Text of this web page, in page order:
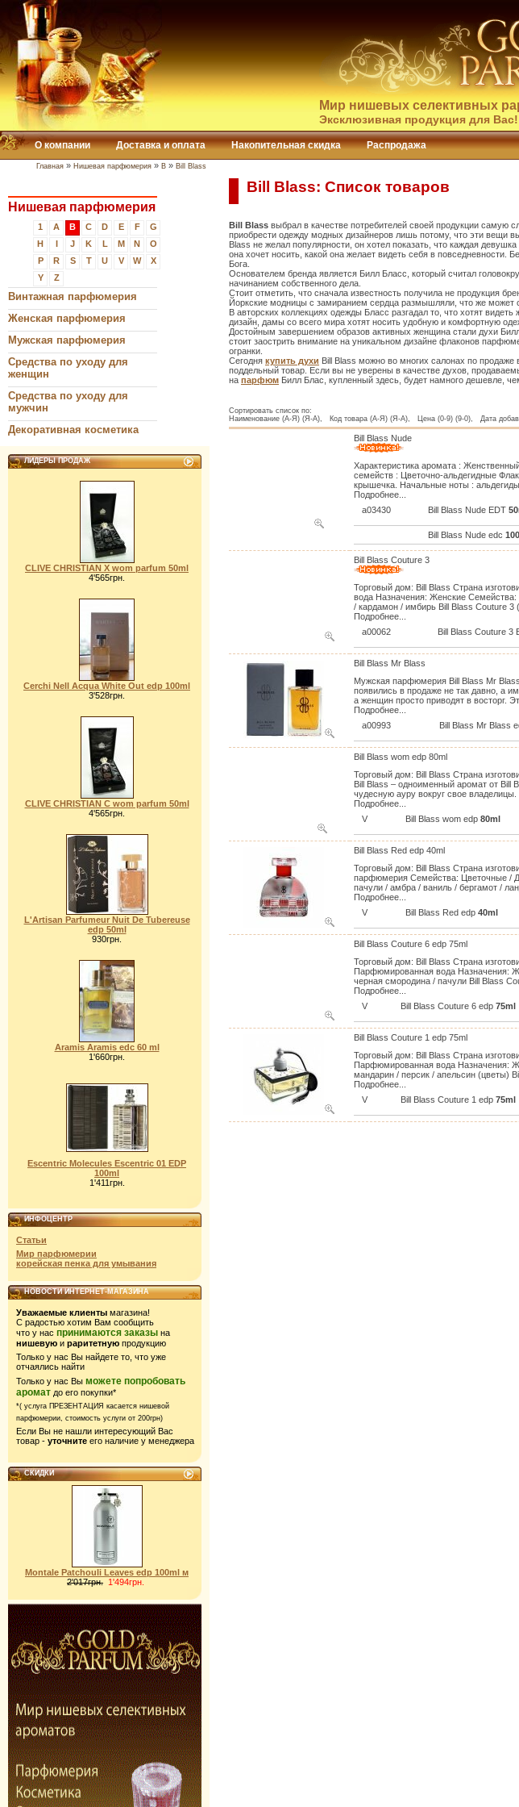
Мир нишевых селективных
Эксклюзивная продукция для Вас!
О компании Доставка и оплата Накопительная скидка Распродажа
Главная » Нишевая парфюмерия » B » Bill Blass
Нишевая парфюмерия
1 A B C D E F
G
H
I J K L M N
O
P
R S T U V W
X
Y
Z
Винтажная парфюмерия
Женская парфюмерия
Мужская парфюмерия
Средства по уходу для
женщин
Средства по уходу для
мужчин
Декоративная косметика
ЛИДЕРЫ ПРОДАЖ
CLIVE CHRISTIAN X wom parfum 50ml
4'565грн.
Cerchi Nell Acqua White Out edp 100ml
3'528грн.
CLIVE CHRISTIAN C wom parfum 50ml
4'565грн.
L'Artisan Parfumeur Nuit De Tubereuse
edp 50ml
930грн.
Aramis Aramis edc 60 ml
1'660грн.
Escentric Molecules Escentric 01 EDP
100ml
1'411грн.
ИНФОЦЕНТР
Статьи
Мир парфюмерии
корейская пенка для умывания
НОВОСТИ ИНТЕРНЕТ-МАГАЗИНА
Уважаемые клиенты магазина!
С радостью хотим Вам сообщить
что у нас принимаются заказы на
нишевую и раритетную продукцию
Только у нас Вы найдете то, что уже
отчаялись найти
Только у нас Вы можете попробовать
аромат до его покупки*
*( услуга ПРЕЗЕНТАЦИЯ касается нишевой
парфюмерии, стоимость услуги от 200грн)
Если Вы не нашли интересующий Вас
товар - уточните его наличие у менеджера
СКИДКИ
Montale Patchouli Leaves edp 100ml м
2'017грн. 1'494грн.
Bill Blass: Список товаров
Bill Blass выбрал в качестве потребителей своей продукции самую
приобрести одежду модных дизайнеров лишь потому, что эти вещи
Blass не желал популярности, он хотел показать, что каждая
она хочет носить, какой она желает видеть себя в повседневности.
Бога.
Основателем бренда является Билл Бласс, который считал
начинанием собственного дела.
Стоит отметить, что сначала известность получила не продукция
Йоркские модницы с замиранием сердца размышляли, что же
В авторских коллекциях одежды Бласс разгадал то, что хотят
дизайн, дамы со всего мира хотят носить удобную и комфортную
Достойным завершением образов активных женщина стали духи
стоит заострить внимание на уникальном дизайне флаконов
огранки.
Сегодня купить духи Bill Blass можно во многих салонах по
поддельный товар. Если вы не уверены в качестве духов,
на парфюм Билл Блас, купленный здесь, будет намного дешевле,
Сортировать список по:
Наименование (А-Я) (Я-А), Код товара (А-Я) (Я-А), Цена (0-9) (9-0), Дата
Bill Blass Nude
Характеристика аромата :
семейств : Цветочно-альдегидные
крышечка. Начальные ноты :
Подробнее...
a03430
Bill Blass Nude EDT
Bill Blass Nude edc
Bill Blass Couture 3
Торговый дом: Bill Blass Страна
вода Назначения: Женские
/ кардамон / имбирь Bill Blass Couture 3
Подробнее...
a00062
Bill Blass Couture 3
Bill Blass Mr Blass
Мужская парфюмерия Bill Blass Mr
появились в продаже не так давно, а
а женщин просто приводят в восторг.
Подробнее...
a00993
Bill Blass Mr Blass
Bill Blass wom edp 80ml
Торговый дом: Bill Blass Страна
Bill Blass – одноименный аромат от Bill
чудесную ауру вокруг свое
Подробнее...
V
Bill Blass wom edp 80ml
Bill Blass Red edp 40ml
Торговый дом: Bill Blass Страна
парфюмерия Семейства: Цветочные /
пачули / амбра / ваниль / бергамот /
Подробнее...
V
Bill Blass Red edp 40ml
Bill Blass Couture 6 edp 75ml
Торговый дом: Bill Blass Страна
Парфюмированная вода Назначения:
черная смородина / пачули Bill Blass
Подробнее...
V
Bill Blass Couture 6 edp 75ml
Bill Blass Couture 1 edp 75ml
Торговый дом: Bill Blass Страна
Парфюмированная вода Назначения:
мандарин / персик / апельсин (цветы)
Подробнее...
V
Bill Blass Couture 1 edp 75ml